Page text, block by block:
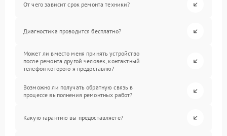
От чего зависит срок ремонта техники?
Диагностика проводится бесплатно?
Может ли вместо меня принять устройство
после ремонта другой человек, контактный
телефон которого я предоставлю?
Возможно ли получать обратную связь в
процессе выполнения ремонтных работ?
Какую гарантию вы предоставляете?